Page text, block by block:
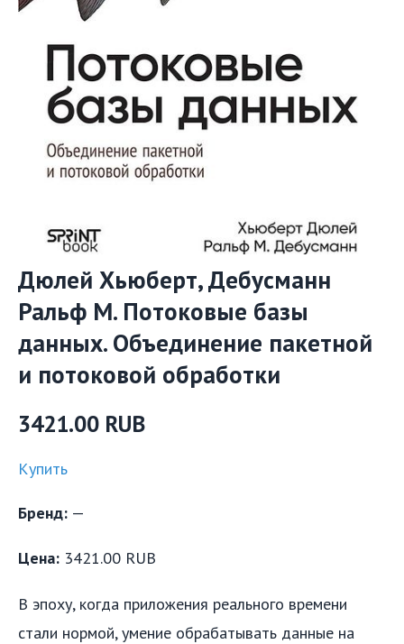
Дюлей Хьюберт, Дебусманн
Ральф М. Потоковые базы
данных. Объединение пакетной
и потоковой обработки
3421.00 RUB
Купить
Бренд: —
Цена: 3421.00 RUB
В эпоху, когда приложения реального времени
стали нормой, умение обрабатывать данные на